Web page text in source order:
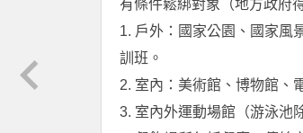
有條件鬆綁對象（地方政府
1. 戶外：國家公園、國家風
訓班。
2. 室內：美術館、博物館、
3. 室內外運動場館（游泳池